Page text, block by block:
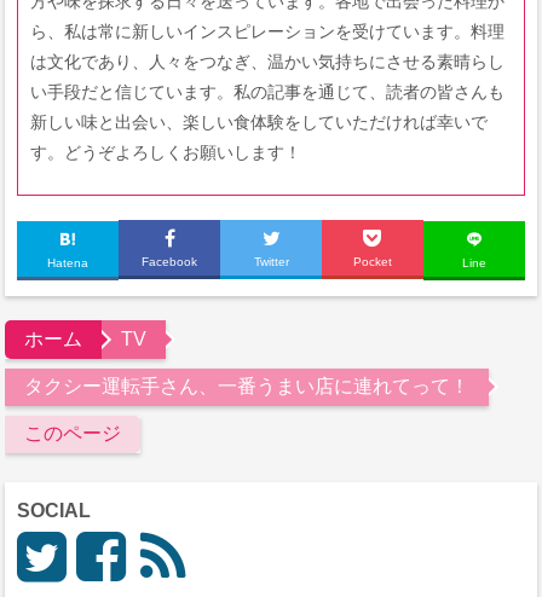
ら、私は常に新しいインスピレーションを受けています。料理
は文化であり、人々をつなぎ、温かい気持ちにさせる素晴らし
い手段だと信じています。私の記事を通じて、読者の皆さんも
新しい味と出会い、楽しい食体験をしていただければ幸いで
す。どうぞよろしくお願いします！
Hatena Facebook Twitter Pocket Line
ホーム TV
タクシー運転手さん、一番うまい店に連れてって！
このページ
SOCIAL